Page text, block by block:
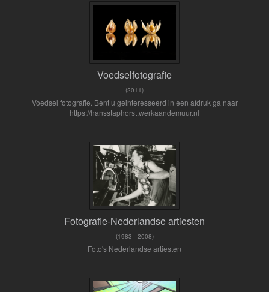
Voedselfotografie
(2011)
Voedsel fotografie. Bent u geinteresseerd in een afdruk ga naar
https://hansstaphorst.werkaandemuur.nl
Fotografie-Nederlandse artiesten
(1983 - 2008)
Foto's Nederlandse artiesten